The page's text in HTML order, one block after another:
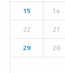
H
14
15
21
22
28
29